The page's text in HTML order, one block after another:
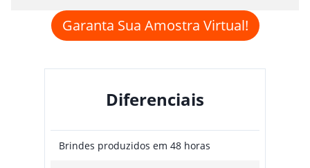
Garanta Sua Amostra Virtual!
Diferenciais
Brindes produzidos em 48 horas